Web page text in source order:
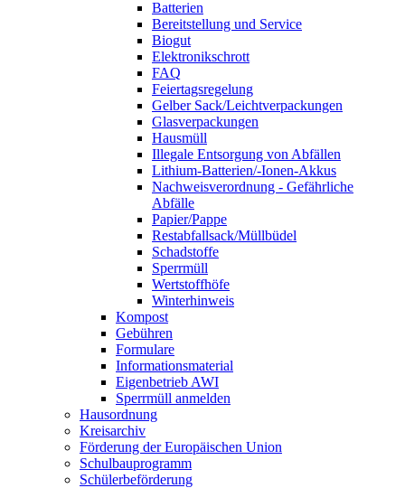
Batterien
Bereitstellung und Service
Biogut
Elektronikschrott
FAQ
Feiertagsregelung
Gelber Sack/Leichtverpackungen
Glasverpackungen
Hausmüll
Illegale Entsorgung von Abfällen
Lithium-Batterien/-Ionen-Akkus
Nachweisverordnung - Gefährliche
Abfälle
Papier/Pappe
Restabfallsack/Müllbüdel
Schadstoffe
Sperrmüll
Wertstoffhöfe
Winterhinweis
Kompost
Gebühren
Formulare
Informationsmaterial
Eigenbetrieb AWI
Sperrmüll anmelden
Hausordnung
Kreisarchiv
Förderung der Europäischen Union
Schulbauprogramm
Schülerbeförderung